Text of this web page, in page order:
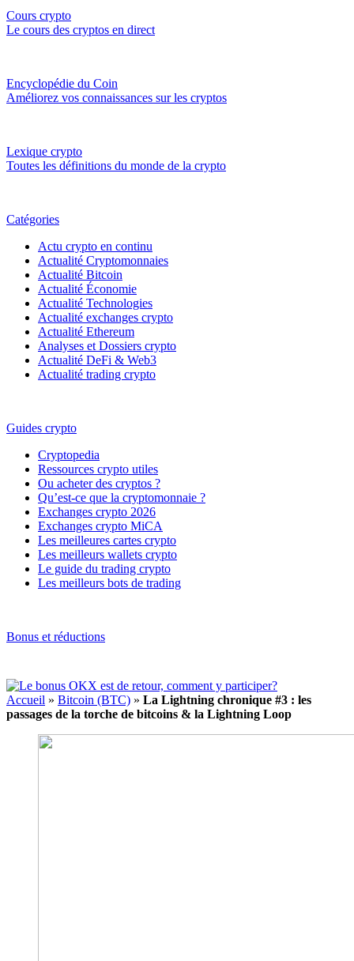
Cours crypto
Le cours des cryptos en direct
Encyclopédie du Coin
Améliorez vos connaissances sur les cryptos
Lexique crypto
Toutes les définitions du monde de la crypto
Catégories
Actu crypto en continu
Actualité Cryptomonnaies
Actualité Bitcoin
Actualité Économie
Actualité Technologies
Actualité exchanges crypto
Actualité Ethereum
Analyses et Dossiers crypto
Actualité DeFi & Web3
Actualité trading crypto
Guides crypto
Cryptopedia
Ressources crypto utiles
Ou acheter des cryptos ?
Qu’est-ce que la cryptomonnaie ?
Exchanges crypto 2026
Exchanges crypto MiCA
Les meilleures cartes crypto
Les meilleurs wallets crypto
Le guide du trading crypto
Les meilleurs bots de trading
Bonus et réductions
Accueil » Bitcoin (BTC) » La Lightning chronique #3 : les
passages de la torche de bitcoins & la Lightning Loop